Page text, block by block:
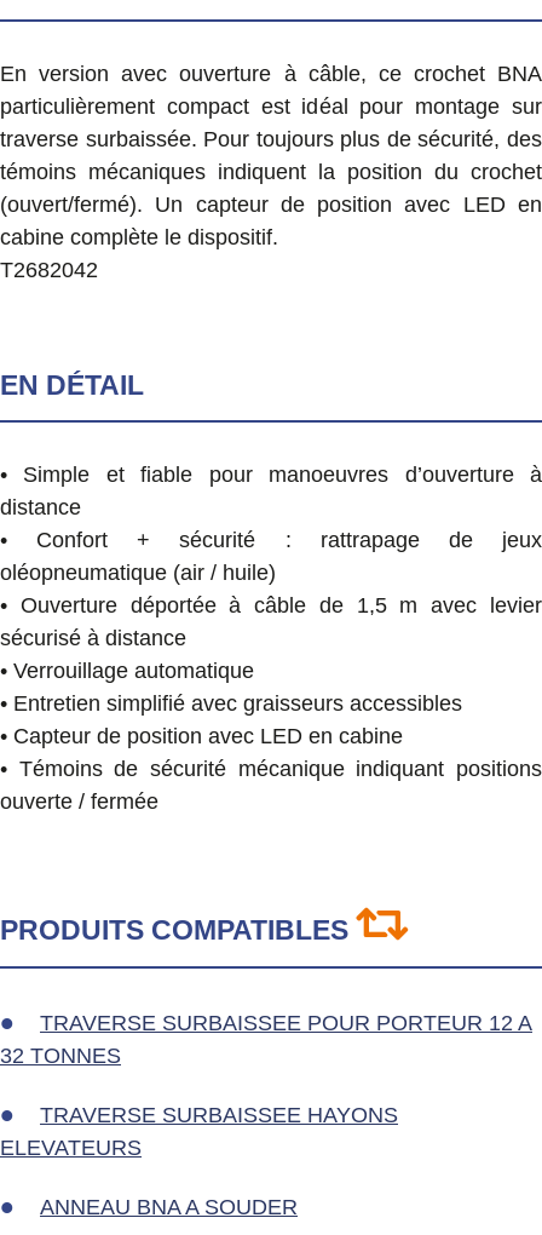
En version avec ouverture à câble, ce crochet BNA
particulièrement compact est idéal pour montage sur
traverse surbaissée. Pour toujours plus de sécurité, des
témoins mécaniques indiquent la position du crochet
(ouvert/fermé). Un capteur de position avec LED en
cabine complète le dispositif.
T2682042
EN DÉTAIL
• Simple et fiable pour manoeuvres d’ouverture à
distance
• Confort + sécurité : rattrapage de jeux
oléopneumatique (air / huile)
• Ouverture déportée à câble de 1,5 m avec levier
sécurisé à distance
• Verrouillage automatique
• Entretien simplifié avec graisseurs accessibles
• Capteur de position avec LED en cabine
• Témoins de sécurité mécanique indiquant positions
ouverte / fermée
PRODUITS COMPATIBLES
TRAVERSE SURBAISSEE POUR PORTEUR 12 A
32 TONNES
TRAVERSE SURBAISSEE HAYONS
ELEVATEURS
ANNEAU BNA A SOUDER